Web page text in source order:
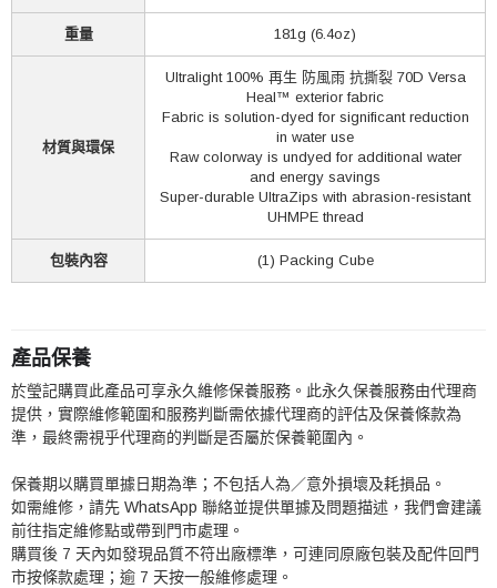
重量 181g (6.4oz)
材質與環保
Ultralight 100% 再生 防風雨 抗撕裂 70D Versa
Heal™ exterior fabric
Fabric is solution-dyed for significant reduction
in water use
Raw colorway is undyed for additional water
and energy savings
Super-durable UltraZips with abrasion-resistant
UHMPE thread
包裝內容 (1) Packing Cube
產品保養
於瑩記購買此產品可享永久維修保養服務。此永久保養服務由代理商
提供，實際維修範圍和服務判斷需依據代理商的評估及保養條款為
準，最終需視乎代理商的判斷是否屬於保養範圍內。
保養期以購買單據日期為準；不包括人為／意外損壞及耗損品。
如需維修，請先 WhatsApp 聯絡並提供單據及問題描述，我們會建議
前往指定維修點或帶到門市處理。
購買後 7 天內如發現品質不符出廠標準，可連同原廠包裝及配件回門
市按條款處理；逾 7 天按一般維修處理。